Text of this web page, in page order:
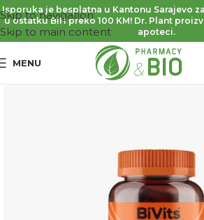
Skip to navigation
Skip to main content
Isporuka je besplatna u Kantonu Sarajevo
u ostatku BiH preko 100 KM! Dr. Plant
apoteci.
MENU